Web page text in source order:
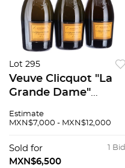
Lot 295
Veuve Clicquot "La
Grande Dame"
Vintage: 1989
Piezas: 3 95 / 100
Estimate
MXN$7,000 - MXN$12,000
1 Bid
Sold for
MXN$6,500